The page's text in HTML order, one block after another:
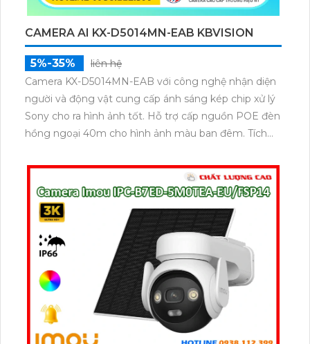
CAMERA AI KX-D5014MN-EAB KBVISION
5%-35%
liên hệ
Camera KX-D5014MN-EAB với công nghệ nhận diện
người và động vật cung cấp ánh sáng kép chip xử lý
Sony cho ra hình ảnh tốt. Hỗ trợ cấp nguồn POE đèn
hồng ngoại 40m cho hình ảnh màu ban đêm. Tích
512GB